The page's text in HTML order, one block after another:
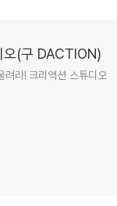
오(구 DACTION)
려라! 크리액션 스튜디오